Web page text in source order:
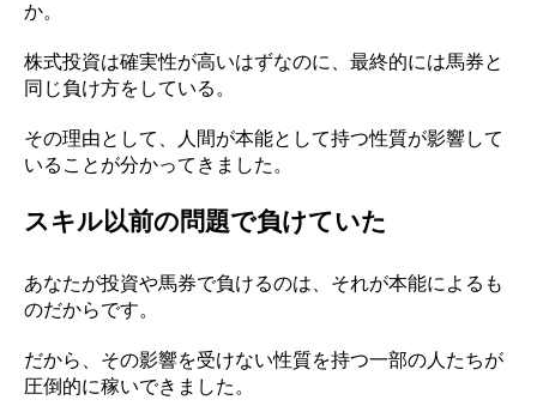
か。
株式投資は確実性が高いはずなのに、最終的には馬券と
同じ負け方をしている。
その理由として、人間が本能として持つ性質が影響して
いることが分かってきました。
スキル以前の問題で負けていた
あなたが投資や馬券で負けるのは、それが本能によるも
のだからです。
だから、その影響を受けない性質を持つ一部の人たちが
圧倒的に稼いできました。